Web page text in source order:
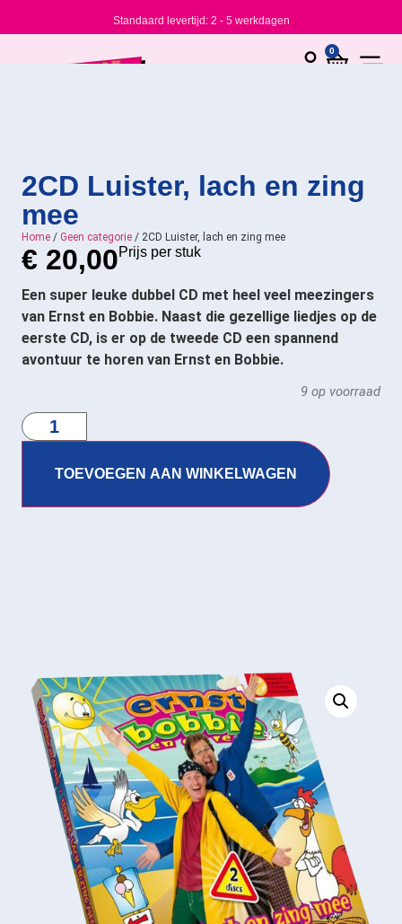
Standaard levertijd: 2 - 5 werkdagen
0
2CD Luister, lach en zing
mee
Home / Geen categorie / 2CD Luister, lach en zing mee
€ 20,00Prijs per stuk
Een super leuke dubbel CD met heel veel meezingers
van Ernst en Bobbie. Naast die gezellige liedjes op de
eerste CD, is er op de tweede CD een spannend
avontuur te horen van Ernst en Bobbie.
9 op voorraad
TOEVOEGEN AAN WINKELWAGEN